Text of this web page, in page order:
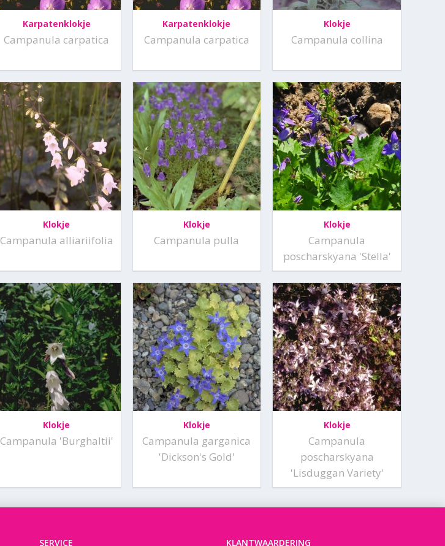
Karpatenklokje
Campanula carpatica
Karpatenklokje
Campanula carpatica
Klokje
Campanula collina
Klokje
Campanula alliariifolia
Klokje
Campanula pulla
Klokje
Campanula
poscharskyana 'Stella'
Klokje
Campanula 'Burghaltii'
Klokje
Campanula garganica
'Dickson's Gold'
Klokje
Campanula
poscharskyana
'Lisduggan Variety'
SERVICE KLANTWAARDERING